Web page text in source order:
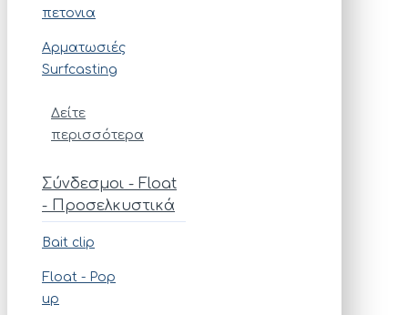
πετονια
Αρματωσιές
Surfcasting
Δείτε
περισσότερα
Σύνδεσμοι - Float
- Προσελκυστικά
Bait clip
Float - Pop
up